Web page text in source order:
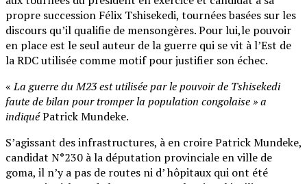
propre succession Félix Tshisekedi, tournées basées sur les
discours qu’il qualifie de mensongères. Pour lui,le pouvoir
en place est le seul auteur de la guerre qui se vit à l’Est de
la RDC utilisée comme motif pour justifier son échec.
«La guerre du M23 est utilisée par le pouvoir de Tshisekedi
faute de bilan pour tromper la population congolaise » a
indiquéPatrick Mundeke.
S’agissant des infrastructures, à en croire Patrick Mundeke,
candidat N°230 à la députation provinciale en ville de
goma, il n’y a pas de routes ni d’ hôpitaux qui ont été